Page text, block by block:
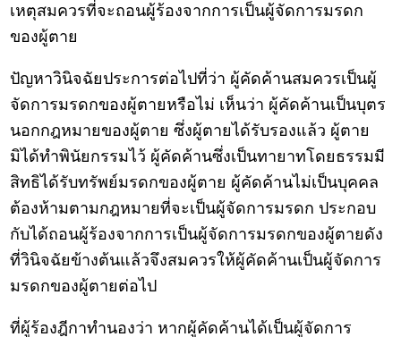
เหตุสมควรที่จะถอนผู้ร้องจากการเป็นผู้จัดการมรดก
ของผู้ตาย
ปัญหาวินิจฉัยประการต่อไปที่ว่า ผู้คัดค้านสมควรเป็นผู้
จัดการมรดกของผู้ตายหรือไม่ เห็นว่า ผู้คัดค้านเป็นบุตร
นอกกฎหมายของผู้ตาย ซึ่งผู้ตายได้รับรองแล้ว ผู้ตาย
มิได้ทำพินัยกรรมไว้ ผู้คัดค้านซึ่งเป็นทายาทโดยธรรมมี
สิทธิได้รับทรัพย์มรดกของผู้ตาย ผู้คัดค้านไม่เป็นบุคคล
ต้องห้ามตามกฎหมายที่จะเป็นผู้จัดการมรดก ประกอบ
กับได้ถอนผู้ร้องจากการเป็นผู้จัดการมรดกของผู้ตายดัง
ที่วินิจฉัยข้างต้นแล้วจึงสมควรให้ผู้คัดค้านเป็นผู้จัดการ
มรดกของผู้ตายต่อไป
ที่ผู้ร้องฎีกาทำนองว่า หากผู้คัดค้านได้เป็นผู้จัดการ